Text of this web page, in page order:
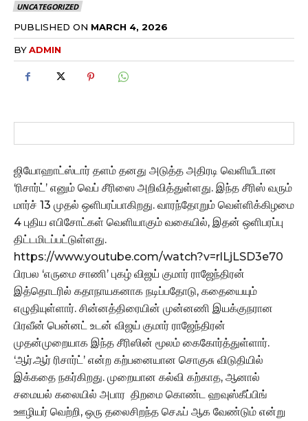
UNCATEGORIZED
PUBLISHED ON MARCH 4, 2026
BYADMIN
ஜியோஹாட்ஸ்டார் தளம் தனது அடுத்த அதிரடி வெளியீடான
‘ரிசார்ட்’ எனும் வெப் சீரிஸை அறிவித்துள்ளது. இந்த சீரிஸ் வரும்
மார்ச் 13 முதல் ஒளிபரப்பாகிறது. வாரந்தோறும் வெள்ளிக்கிழமை
4 புதிய எபிசோட்கள் வெளியாகும் வகையில், இதன் ஒளிபரப்பு
திட்டமிடப்பட்டுள்ளது.
https://www.youtube.com/watch?v=rlLjLSD3e70
பிரபல ‘எருமை சாணி’ புகழ் விஜய் குமார் ராஜேந்திரன்
இத்தொடரில் கதாநாயகனாக நடிப்பதோடு, கதையையும்
எழுதியுள்ளார். சின்னத்திரையின் முன்னணி இயக்குநரான
பிரவீன் பென்னட் உடன் விஜய் குமார் ராஜேந்திரன்
முதன்முறையாக இந்த சீரிஸின் மூலம் கைகோர்த்துள்ளார்.
‘ஆர்.ஆர் ரிசார்ட்’ என்ற கற்பனையான சொகுசு விடுதியில்
இக்கதை நகர்கிறது. முறையான கல்வி கற்காத, ஆனால்
சமையல் கலையில் அபார திறமை கொண்ட ஹவுஸ்கீப்பிங்
ஊழியர் வெற்றி, ஒரு தலைசிறந்த செஃப் ஆக வேண்டும் என்று